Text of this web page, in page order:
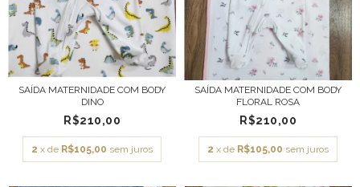
SAÍDA MATERNIDADE COM BODY
DINO
R$210,00
2 x de R$105,00 sem juros
SAÍDA MATERNIDADE COM BODY
FLORAL ROSA
R$210,00
2 x de R$105,00 sem juros